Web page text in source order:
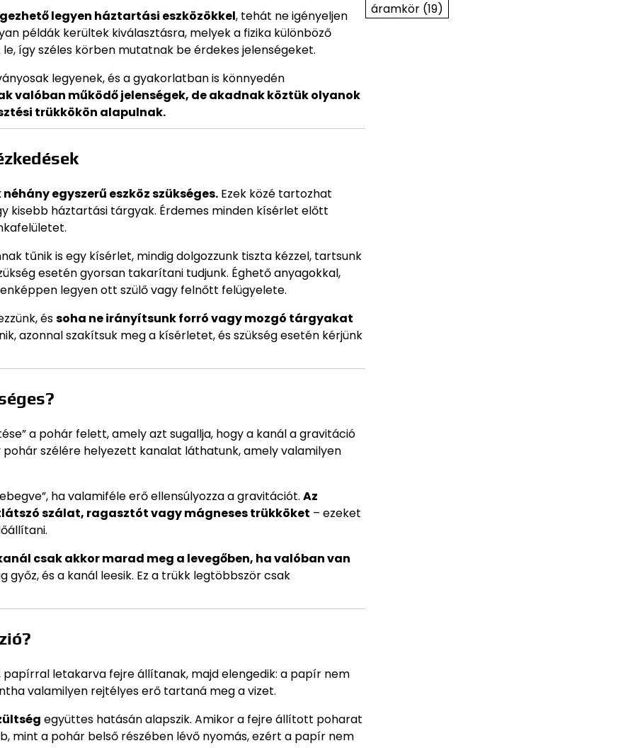
legyen háztartási eszközökkel, tehát ne igényeljen
példák kerültek kiválasztásra, melyek a fizika különböző
így széles körben mutatnak be érdekes jelenségeket.
legyenek, és a gyakorlatban is könnyedén
valóban működő jelenségek, de akadnak köztük olyanok
trükkökön alapulnak.
egyszerű eszköz szükséges. Ezek közé tartozhat
kisebb háztartási tárgyak. Érdemes minden kísérlet előtt
tűnik is egy kísérlet, mindig dolgozzunk tiszta kézzel, tartsunk
esetén gyorsan takarítani tudjunk. Éghető anyagokkal,
legyen ott szülő vagy felnőtt felügyelete.
éssoha ne irányítsunk forró vagy mozgó tárgyakat
azonnal szakítsuk meg a kísérletet, és szükség esetén kérjünk
a pohár felett, amely azt sugallja, hogy a kanál a gravitáció
szélére helyezett kanalat láthatunk, amely valamilyen
ha valamiféle erő ellensúlyozza a gravitációt. Az
szálat, ragasztót vagy mágneses trükköket – ezeket
csak akkor marad meg a levegőben, ha valóban van
győz, és a kanál leesik. Ez a trükk legtöbbször csak
letakarva fejre állítanak, majd elengedik: a papír nem
valamilyen rejtélyes erő tartaná meg a vizet.
együttes hatásán alapszik. Amikor a fejre állított poharat
mint a pohár belső részében lévő nyomás, ezért a papír nem
áramkör(19)